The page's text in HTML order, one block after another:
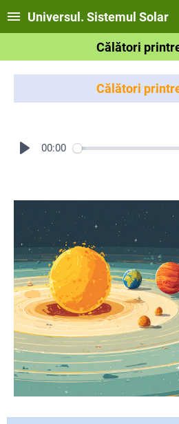
Universul. Sistemul Solar
Călători
Călători
00:00